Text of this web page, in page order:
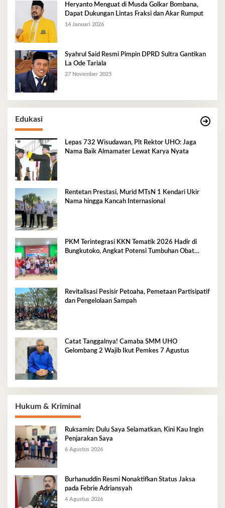
Heryanto Menguat di Musda Golkar Bombana,
Dapat Dukungan Lintas Fraksi dan Akar Rumput
14 Januari 2026
Syahrul Said Resmi Pimpin DPRD Sultra Gantikan
La Ode Tariala
27 November 2025
Edukasi
Lepas 732 Wisudawan, Plt Rektor UHO: Jaga
Nama Baik Almamater Lewat Karya Nyata
Rentetan Prestasi, Murid MTsN 1 Kendari Ukir
Nama hingga Kancah Internasional
PKM Terintegrasi KKN Tematik 2026 Hadir di
Bungkutoko, Angkat Potensi Tumbuhan Obat
Revitalisasi Pesisir Petoaha, Pemetaan Partisipatif
dan Pengelolaan Sampah
Catat Tanggalnya! Camaba SMM UHO
Gelombang 2 Wajib Ikut Pemkes 7 Agustus
Hukum & Kriminal
Ruksamin: Dulu Saya Selamatkan, Kini Kau Ingin
Penjarakan Saya
6 Agustus 2026
Burhanuddin Resmi Nonaktifkan Status Jaksa
pada Febrie Adriansyah
4 Agustus 2026